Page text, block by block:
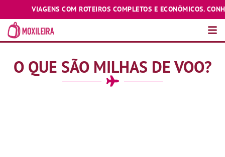
VIAGENS COM ROTEIROS COMPLETOS E ECONÔMICOS.
O QUE SÃO MILHAS DE VOO?